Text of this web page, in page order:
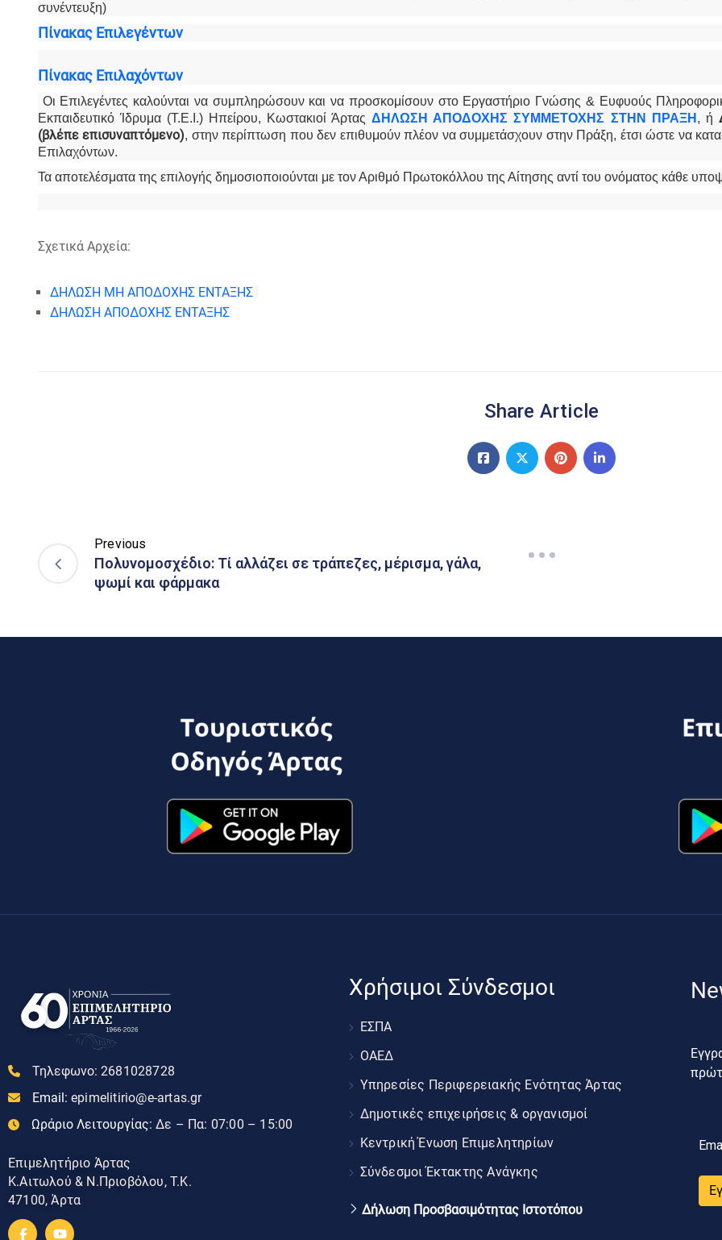
συνέντευξη)
Πίνακας Επιλεγέντων
Πίνακας Επιλαχόντων
Οι Επιλεγέντες καλούνται να συμπληρώσουν και να προσκομίσουν στο Εργαστήριο Γνώσης & Ευφυούς
Εκπαιδευτικό Ίδρυμα (Τ.Ε.Ι.) Ηπείρου, Κωστακιοί Άρτας ΔΗΛΩΣΗ ΑΠΟΔΟΧΗΣ ΣΥΜΜΕΤΟΧΗΣ ΣΤΗΝ ΠΡΑΞΗ , ή
(βλέπε επισυναπτόμενο), στην περίπτωση που δεν επιθυμούν πλέον να συμμετάσχουν στην Πράξη, έτσι ώστε να
Επιλαχόντων.
Τα αποτελέσματα της επιλογής δημοσιοποιούνται με τον Αριθμό Πρωτοκόλλου της Αίτησης αντί του ονόματος κάθε
Σχετικά Αρχεία:
ΔΗΛΩΣΗ ΜΗ ΑΠΟΔΟΧΗΣ ΕΝΤΑΞΗΣ
ΔΗΛΩΣΗ ΑΠΟΔΟΧΗΣ ΕΝΤΑΞΗΣ
Share Article
Previous
Πολυνομοσχέδιο: Τί αλλάζει σε τράπεζες, μέρισμα, γάλα,
ψωμί και φάρμακα
Τηλεφωνο: 2681028728
Email: epimelitirio@e-artas.gr
Ωράριο Λειτουργίας: Δε – Πα: 07:00 – 15:00
Επιμελητήριο Άρτας
Κ.Αιτωλού & Ν.Πριοβόλου, Τ.Κ.
47100, Άρτα
Χρήσιμοι Σύνδεσμοι
ΕΣΠΑ
ΟΑΕΔ
Υπηρεσίες Περιφερειακής Ενότητας Άρτας
Δημοτικές επιχειρήσεις & οργανισμοί
Κεντρική Ένωση Επιμελητηρίων
Σύνδεσμοι Έκτακτης Ανάγκης
Δήλωση Προσβασιμότητας Ιστοτόπου